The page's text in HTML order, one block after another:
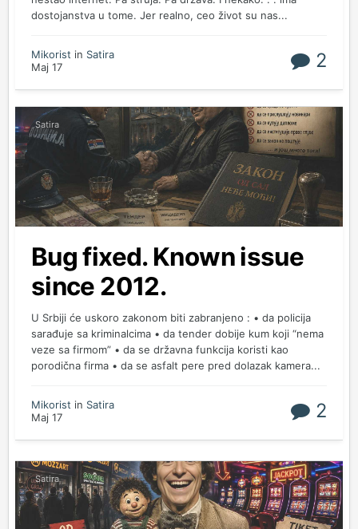
dostojanstva u tome. Jer realno, ceo život su nas...
Mikorist in Satira
Maj 17
2
Satira
Bug fixed. Known issue
since 2012.
U Srbiji će uskoro zakonom biti zabranjeno : • da policija
sarađuje sa kriminalcima • da tender dobije kum koji “nema
veze sa firmom” • da se državna funkcija koristi kao
porodična firma • da se asfalt pere pred dolazak kamera...
Mikorist in Satira
Maj 17
2
Satira